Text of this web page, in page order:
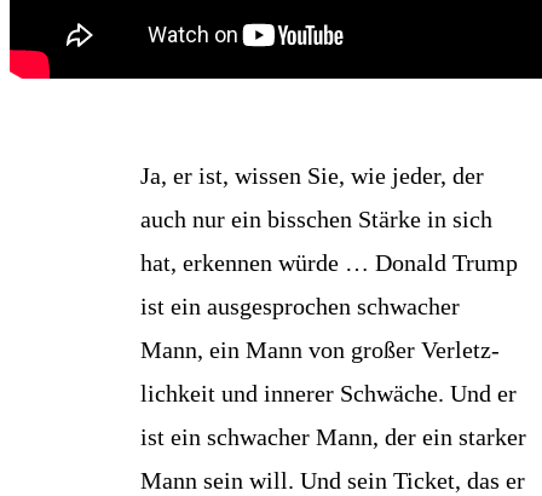
Ja, er ist, wis­sen Sie, wie jeder, der
auch nur ein biss­chen Stär­ke in sich
hat, erken­nen wür­de … Donald Trump
ist ein aus­ge­spro­chen schwa­cher
Mann, ein Mann von gro­ßer Ver­letz­
lich­keit und inne­rer Schwä­che. Und er
ist ein schwa­cher Mann, der ein star­ker
Mann sein will. Und sein Ticket, das er